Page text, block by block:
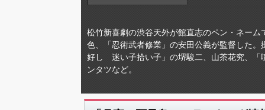
松竹新喜劇の渋谷天外が館直志のペン・ネー
色、「忍術武者修業」の安田公義が監督した
好し 迷い子拾い子」の堺駿二、山茶花究、「
ンタツなど。